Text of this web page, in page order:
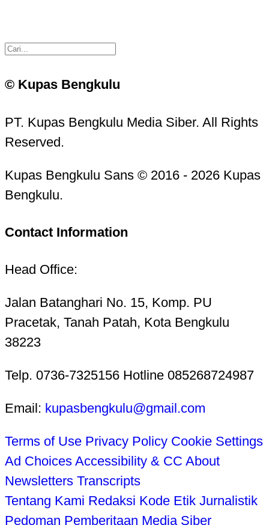
© Kupas Bengkulu
PT. Kupas Bengkulu Media Siber. All Rights
Reserved.
Kupas Bengkulu Sans © 2016 - 2026 Kupas
Bengkulu.
Contact Information
Head Office:
Jalan Batanghari No. 15, Komp. PU
Pracetak, Tanah Patah, Kota Bengkulu
38223
Telp. 0736-7325156 Hotline 085268724987
Email: kupasbengkulu@gmail.com
Terms of Use Privacy Policy Cookie Settings
Ad Choices Accessibility & CC About
Newsletters Transcripts
Tentang Kami Redaksi Kode Etik Jurnalistik
Pedoman Pemberitaan Media Siber